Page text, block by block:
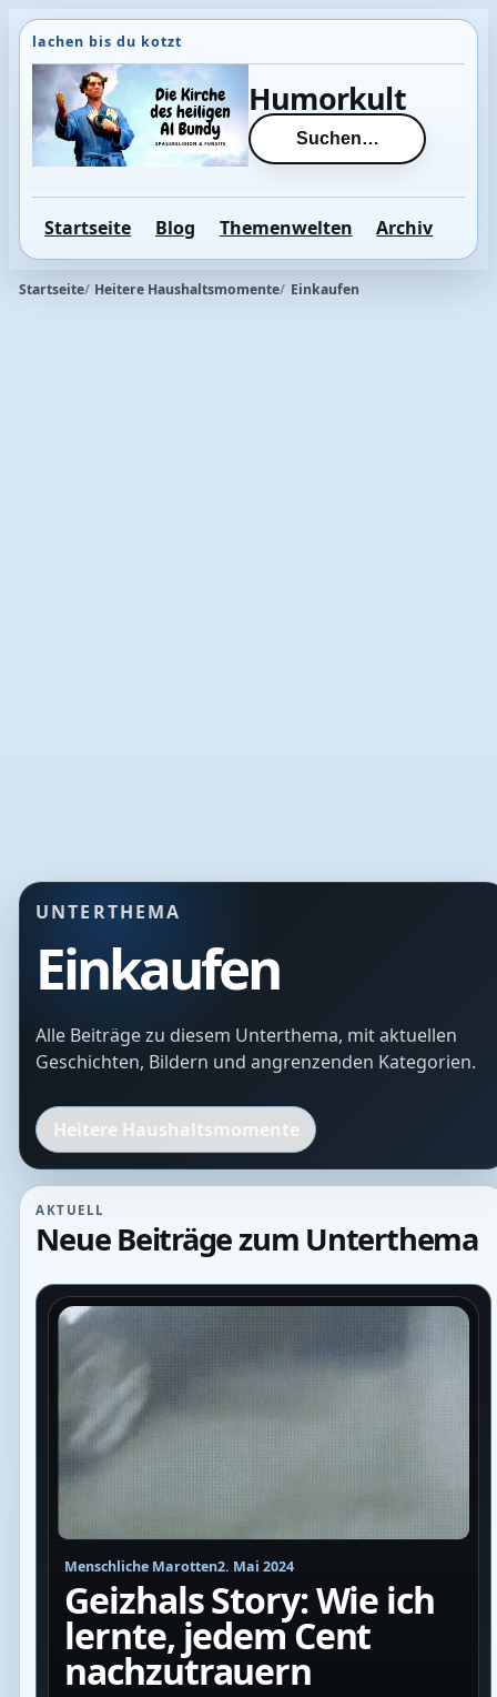
Direkt
zum
Inhalt
wechseln
Humorkult
Suchen…
Startseite Blog Themenwelten Archiv
Startseite Heitere Haushaltsmomente Einkaufen
UNTERTHEMA
Einkaufen
Alle Beiträge zu diesem Unterthema, mit aktuellen
Geschichten, Bildern und angrenzenden Kategorien.
Heitere Haushaltsmomente
AKTUELL
Neue Beiträge zum Unterthema
Menschliche Marotten2. Mai 2024
Geizhals Story: Wie ich
lernte, jedem Cent
nachzutrauern